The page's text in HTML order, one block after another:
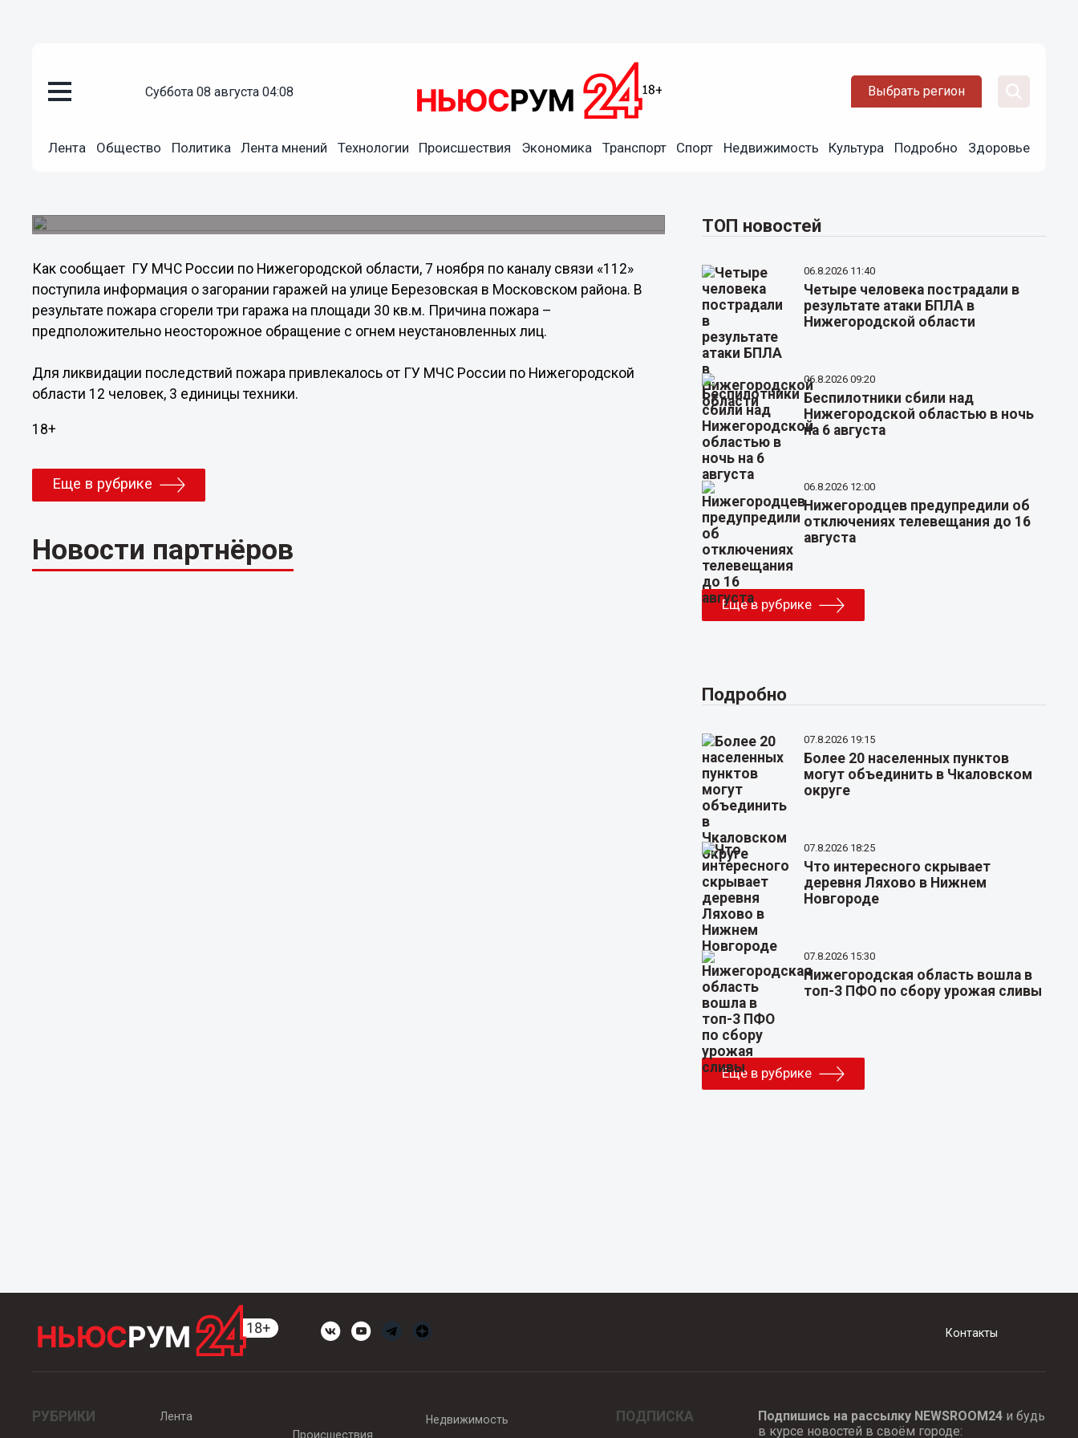
суббота 08 августа 04:08 Выбрать регион
Лента Общество Политика Лента мнений Технологии Происшествия Экономика Транспорт Спорт Недвижимость Культура Подробно Здоровье
07.11.201315:20
Как сообщает ГУ МЧС России по Нижегородской области, 7 ноября по каналу связи «112»
поступила информация о загорании гаражей на улице Березовская в Московском района. В
результате пожара сгорели три гаража на площади 30 кв.м. Причина пожара –
предположительно неосторожное обращение с огнем неустановленных лиц.
Для ликвидации последствий пожара привлекалось от ГУ МЧС России по Нижегородской
области 12 человек, 3 единицы техники.
18+
Еще в рубрике
Новости партнёров
ТОП новостей
06.8.2026 11:40
Четыре человека пострадали в
результате атаки БПЛА в
Нижегородской области
06.8.2026 09:20
Беспилотники сбили над
Нижегородской областью в ночь
на 6 августа
06.8.2026 12:00
Нижегородцев предупредили об
отключениях телевещания до 16
августа
Еще в рубрике
Подробно
07.8.2026 19:15
Более 20 населенных пунктов
могут объединить в Чкаловском
округе
07.8.2026 18:25
Что интересного скрывает
деревня Ляхово в Нижнем
Новгороде
07.8.2026 15:30
Нижегородская область вошла в
топ-3 ПФО по сбору урожая сливы
Еще в рубрике
Контакты
РУБРИКИ
Лента
Происшествия
Недвижимость ПОДПИСКА Подпишись на рассылку NEWSROOM24и будь
в курсе новостей в своём городе: